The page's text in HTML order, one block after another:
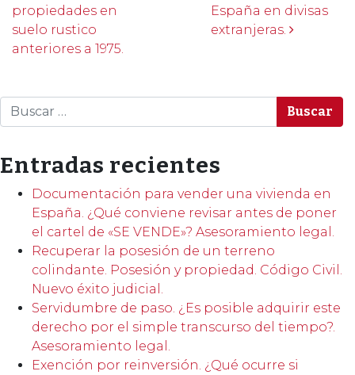
propiedades en
suelo rustico
anteriores a 1975.
España en divisas
extranjeras.
Buscar
Entradas recientes
Documentación para vender una vivienda en
España. ¿Qué conviene revisar antes de poner
el cartel de «SE VENDE»? Asesoramiento legal.
Recuperar la posesión de un terreno
colindante. Posesión y propiedad. Código Civil.
Nuevo éxito judicial.
Servidumbre de paso. ¿Es posible adquirir este
derecho por el simple transcurso del tiempo?.
Asesoramiento legal.
Exención por reinversión. ¿Qué ocurre si